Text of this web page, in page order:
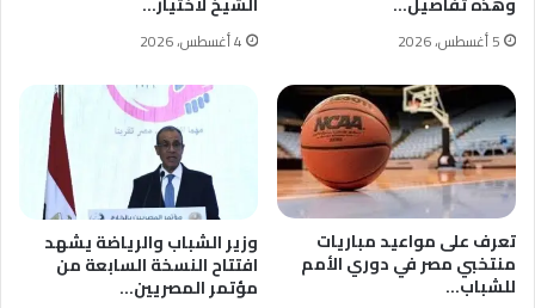
5 أغسطس، 2026 4 أغسطس، 2026
تعرف على مواعيد مباريات
منتخبي مصر في دوري الأمم
للشباب…
وزير الشباب والرياضة يشهد
افتتاح النسخة السابعة من
مؤتمر المصريين…